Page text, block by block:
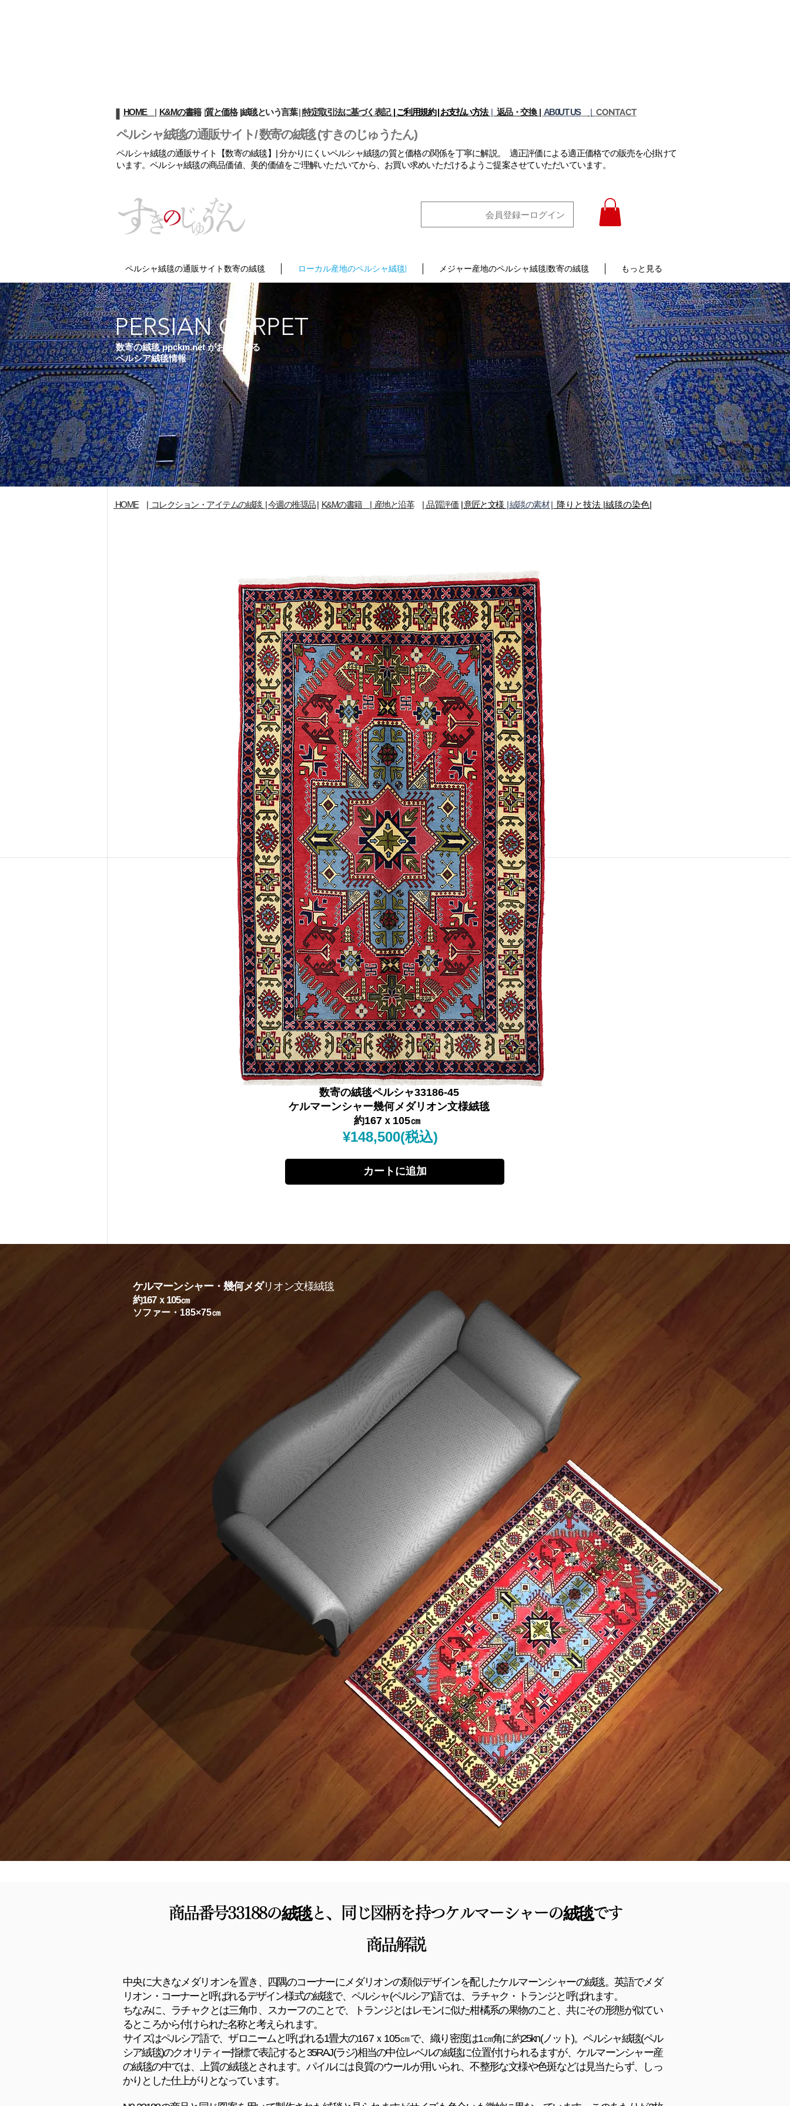
ペルシャ絨毯の通販サイト/ 数寄の絨毯 (すきのじゅうたん)
ペルシャ絨毯の通販サイト【数寄の絨毯】| 分かりにくいペルシャ絨毯の質と価格の関係を丁寧に解説。 適正評価による適正価格での販売を心掛けて
います。ペルシャ絨毯の商品価値、美的価値をご理解いただいてから、お買い求めいただけるようご提案させていただいています。
HOME | K&Mの書籍|質と価格|絨毯という言葉||特定取引法に基づく表記 | ご利用規約 |お支払い方法 | 返品・交換 | AB0UT US | CONTACT
会員登録ーログイン
ペルシャ絨毯の通販サイト数寄の絨毯 ローカル産地のペルシャ絨毯| メジャー産地のペルシャ絨毯|数寄の絨毯 もっと見る
PERSIAN CARPET
数寄の絨毯 ppckm.net がお届けする
ペルシア絨毯情報
数寄の絨毯ペルシャ33186-45
ケルマーンシャー幾何メダリオン文様絨毯
約167ｘ105㎝
¥148,500(税込)
カートに追加
ケルマーンシャー・幾何メダリオン文様絨毯
約167ｘ105㎝
​​ソファー・185×75㎝
HOME| コレクション・アイテムの絨毯 |今週の推奨品 ​| K&Mの書籍| 産地と沿革| 品質評価 | 意匠と文様 | 絨毯の素材 | 降りと技法 |絨毯の染色|
商品番号33188の絨毯と、
同じ図柄を持つケルマーシャーの絨毯です
商品解説
中央に大きなメダリオンを置き、四隅のコーナーにメダリオンの類似デザインを配したケルマーンシャーの絨毯。英語でメダ
リオン・コーナーと呼ばれるデザイン様式の絨毯で、ペルシャ(ペルシア)語では、ラチャク・トランジと呼ばれます。
ちなみに、ラチャクとは三角巾、スカーフのことで、トランジとはレモンに似た柑橘系の果物のこと、共にその形態が似てい
るところから付けられた名称と考えられます。
サイズはペルシア語で、ザロニームと呼ばれる1畳大の167ｘ105㎝で、 織り密度は1㎝角に約25kn(ノット)。ペルシャ絨毯(ペル
シア絨毯)のクオリティー指標で表記すると35RAJ(ラジ)相当の中位レベルの絨毯に位置付けられるますが、 ケルマーンシャー産
の絨毯の中では、上質の絨毯とされます。 パイルには良質のウールが用いられ、不整形な文様や色斑などは見当たらず、しっ
かりとした仕上がりとなっています。